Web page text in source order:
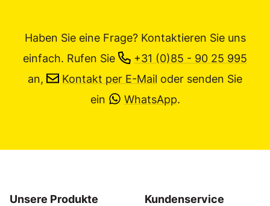
Haben Sie eine Frage? Kontaktieren Sie uns
einfach. Rufen Sie
+31 (0)85 - 90 25 995
an,
Kontakt per E-Mail oder senden Sie
ein
WhatsApp.
Unsere Produkte Kundenservice